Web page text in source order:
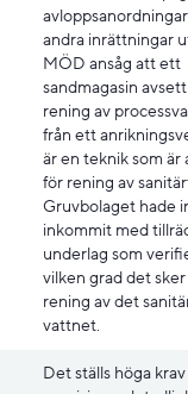
andra inrättningar
MÖD ansåg att ett
sandmagasin
rening av
från ett
är en teknik som är
för rening av
Gruvbolaget hade
inkommit med
underlag som
vilken grad det
rening av det
vattnet.
Det ställs höga